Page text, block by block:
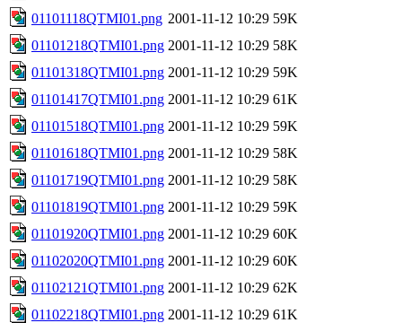
01101118QTMI01.png 2001-11-12 10:29 59K
01101218QTMI01.png 2001-11-12 10:29 58K
01101318QTMI01.png 2001-11-12 10:29 59K
01101417QTMI01.png 2001-11-12 10:29 61K
01101518QTMI01.png 2001-11-12 10:29 59K
01101618QTMI01.png 2001-11-12 10:29 58K
01101719QTMI01.png 2001-11-12 10:29 58K
01101819QTMI01.png 2001-11-12 10:29 59K
01101920QTMI01.png 2001-11-12 10:29 60K
01102020QTMI01.png 2001-11-12 10:29 60K
01102121QTMI01.png 2001-11-12 10:29 62K
01102218QTMI01.png 2001-11-12 10:29 61K